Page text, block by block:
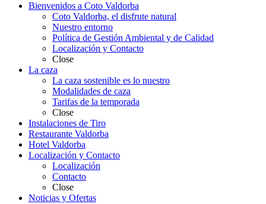
Bienvenidos a Coto Valdorba
Coto Valdorba, el disfrute natural
Nuestro entorno
Política de Gestión Ambiental y de Calidad
Localización y Contacto
Close
La caza
La caza sostenible es lo nuestro
Modalidades de caza
Tarifas de la temporada
Close
Instalaciones de Tiro
Restaurante Valdorba
Hotel Valdorba
Localización y Contacto
Localización
Contacto
Close
Noticias y Ofertas